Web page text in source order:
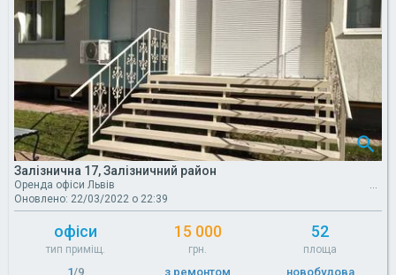
Залізнична 17, Залізничний район
Оренда офіси Львів
Оновлено: 22/03/2022 о 22:39
офіси
тип приміщ.
15 000
грн.
52
площа
1/9 з ремонтом новобудова